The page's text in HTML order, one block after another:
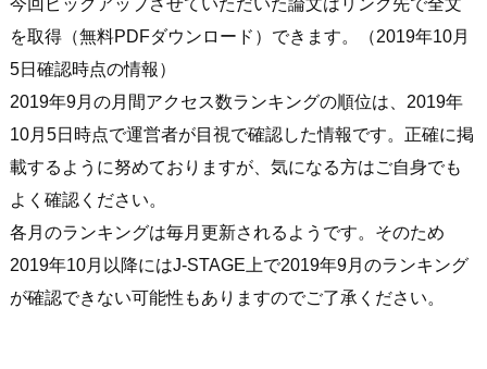
を取得（無料PDFダウンロード）できます。（2019年10月
5日確認時点の情報）
2019年9月の月間アクセス数ランキングの順位は、2019年
10月5日時点で運営者が目視で確認した情報です。正確に掲
載するように努めておりますが、気になる方はご自身でも
よく確認ください。
各月のランキングは毎月更新されるようです。そのため
2019年10月以降にはJ-STAGE上で2019年9月のランキング
が確認できない可能性もありますのでご了承ください。